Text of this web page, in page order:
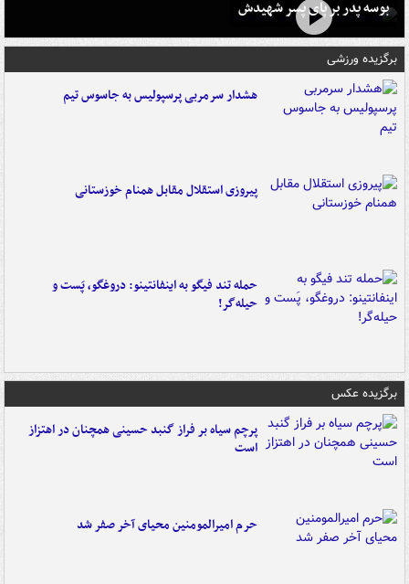
بوسه‌ پدر بر پای پسر شهیدش
برگزیده ورزشی
هشدار سرمربی پرسپولیس به جاسوس تیم
پیروزی استقلال مقابل همنام خوزستانی
حمله تند فیگو به اینفانتینو: دروغگو، پَست‌ و
حیله‌گر!
برگزیده عکس
پرچم سیاه بر فراز گنبد حسینی همچنان در اهتزاز
است
حرم امیرالمومنین محیای آخر صفر شد